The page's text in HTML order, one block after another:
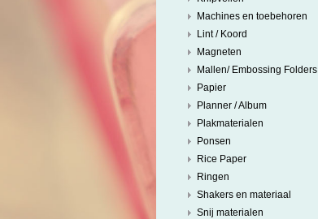
Machines en toebehoren
Lint / Koord
Magneten
Mallen/ Embossing Folders
Papier
Planner / Album
Plakmaterialen
Ponsen
Rice Paper
Ringen
Shakers en materiaal
Snij materialen